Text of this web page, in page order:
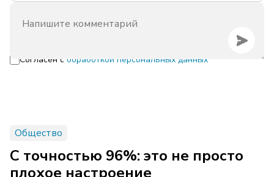
Согласен с обработкой персональных данных
Общество
С точностью 96%: это не просто
плохое настроение